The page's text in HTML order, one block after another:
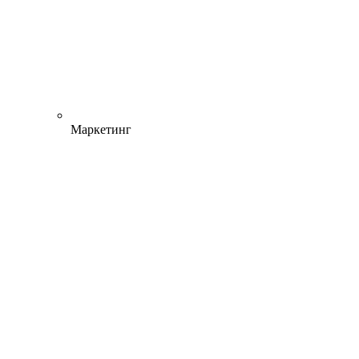
Маркетинг